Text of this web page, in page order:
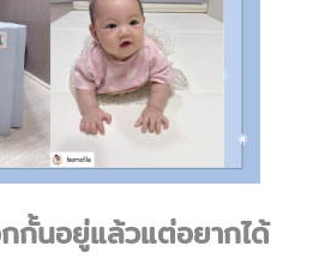
นอยู่แล้วแต่อยากได้